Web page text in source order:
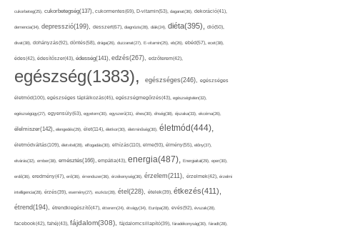
cukorbeteg(25), cukorbetegség(137), cukormentes(69), D-vitamin(53), daganat(36), dekoráció(41),
demencia(34), depresszió(199), desszert(67), diagnózis(28), diák(24), diéta(395), dió(50),
divat(38), dohányzás(92), döntés(58), drága(26), duzzanat(27), E-vitamin(25), eb(26), ebéd(57), ecet(38),
édes(42), édesítőszer(43), édesség(141), edzés(267), edzőterem(42),
egészség(1383), egészséges(246), egészséges
életmód(100), egészséges táplálkozás(45), egészségmegőrzés(43), egészségtelen(32),
egészségügy(27), egyensúly(63), egyetem(30), egyszerű(31), éhes(30), éhség(38), éjszaka(33), ekcéma(26),
élelmiszer(142), elengedés(29), élet(114), életkor(30), életminőség(30), életmód(444),
életmódváltás(109), életvitel(28), elfogadás(30), elhízás(110), elme(93), élmény(55), előny(37),
elvárás(32), ember(38), emésztés(166), empátia(43), energia(487), Energiaital(29), eper(30),
erdő(36), eredmény(47), erő(36), érrendszer(36), érzékenység(36), érzelem(211), érzelmek(42), érzelmi
intelligencia(28), érzés(39), esemény(27), eszköz(28), étel(228), ételek(39), étkezés(411),
étrend(194), étrendkiegészítő(47), étterem(24), étvágy(34), Európa(28), evés(92), évszak(28),
facebook(42), fahéj(43), fájdalom(308), fájdalomcsillapító(39), fáradékonyság(30), fáradt(28),